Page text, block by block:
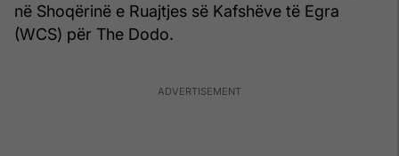
në Shoqërinë e Ruajtjes së Kafshëve të Egra
(WCS) për The Dodo.